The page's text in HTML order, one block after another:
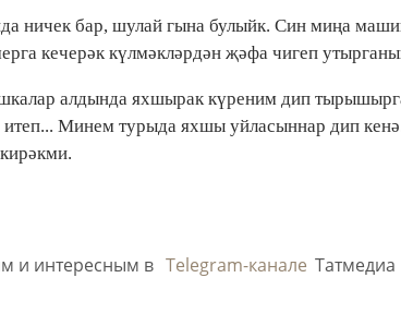
ничек бар, шулай гына булыйк. Син миңа
кечерәк күлмәкләрдән җәфа чигеп
алдында яхшырак күреним дип
Минем турыда яхшы уйласыннар дип
и интересным в Telegram-канале Татмедиа